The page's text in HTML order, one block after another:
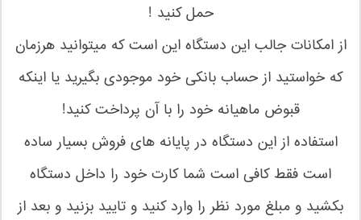
حمل کنید !
از امکانات جالب این دستگاه این است که میتوانید هرزمان
که خواستید از حساب بانکی خود موجودی بگیرید یا اینکه
قبوض ماهیانه خود را با آن پرداخت کنید!
استفاده از این دستگاه در پایانه های فروش بسیار ساده
است فقط کافی است شما کارت خود را داخل دستگاه
بکشید و مبلغ مورد نظر را وارد کنید و تایید بزنید و بعد از